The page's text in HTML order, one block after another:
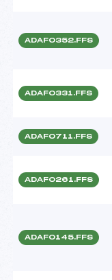
ADAF0352.FFS
ADAF0331.FFS
ADAF0711.FFS
ADAF0261.FFS
ADAF0145.FFS